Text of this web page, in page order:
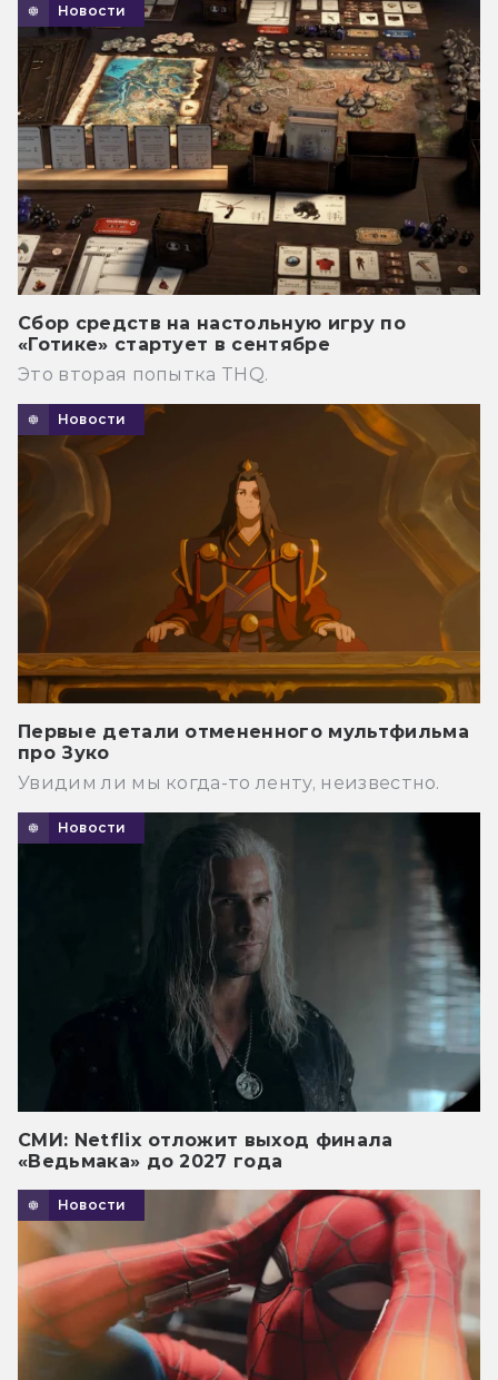
Новости
Сбор средств на настольную игру по
«Готике» стартует в сентябре
Это вторая попытка THQ.
Новости
Первые детали отмененного мультфильма
про Зуко
Увидим ли мы когда-то ленту, неизвестно.
Новости
СМИ: Netflix отложит выход финала
«Ведьмака» до 2027 года
Новости